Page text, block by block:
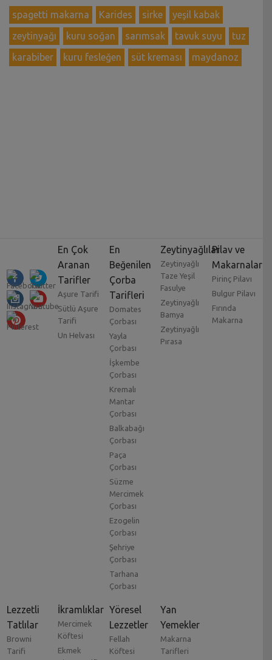
spagetti makarna Karides sirke
yeşil kabak
zeytinyağı
kuru soğan sarımsak tavuk suyu
tuz
karabiber
kuru fesleğen süt kreması maydanoz
En Çok
Aranan
Tarifler
Aşure Tarifi
Sütlü Aşure
Tarifi
Un Helvası
En
Beğenilen
Çorba
Tarifleri
Domates
Çorbası
Yayla
Çorbası
İşkembe
Çorbası
Kremalı
Mantar
Çorbası
Balkabağı
Çorbası
Paça
Çorbası
Süzme
Mercimek
Çorbası
Ezogelin
Çorbası
Şehriye
Çorbası
Tarhana
Çorbası
Zeytinyağlılar
Zeytinyağlı
Taze Yeşil
Fasulye
Zeytinyağlı
Bamya
Zeytinyağlı
Pırasa
Pilav ve
Makarnalar
Pirinç Pilavı
Bulgur Pilavı
Fırında
Makarna
Lezzetli
Tatlılar
Browni
Tarifi
İkramlıklar
Mercimek
Köftesi
Ekmek
Yöresel
Lezzetler
Fellah
Köftesi
Yan
Yemekler
Makarna
Tarifleri